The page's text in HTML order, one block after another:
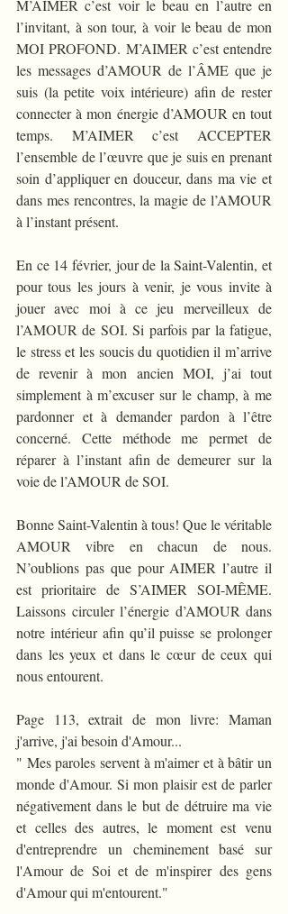
M’AIMER c’est voir le beau en l’autre en
l’invitant, à son tour, à voir le beau de mon
MOI PROFOND. M’AIMER c’est entendre
les messages d’AMOUR de l’ÂME que je
suis (la petite voix intérieure) afin de rester
connecter à mon énergie d’AMOUR en tout
temps. M’AIMER c’est ACCEPTER
l’ensemble de l’œuvre que je suis en prenant
soin d’appliquer en douceur, dans ma vie et
dans mes rencontres, la magie de l’AMOUR
à l’instant présent.
En ce 14 février, jour de la Saint-Valentin, et
pour tous les jours à venir, je vous invite à
jouer avec moi à ce jeu merveilleux de
l’AMOUR de SOI. Si parfois par la fatigue,
le stress et les soucis du quotidien il m’arrive
de revenir à mon ancien MOI, j’ai tout
simplement à m’excuser sur le champ, à me
pardonner et à demander pardon à l’être
concerné. Cette méthode me permet de
réparer à l’instant afin de demeurer sur la
voie de l’AMOUR de SOI.
Bonne Saint-Valentin à tous! Que le véritable
AMOUR vibre en chacun de nous.
N’oublions pas que pour AIMER l’autre il
est prioritaire de S’AIMER SOI-MÊME.
Laissons circuler l’énergie d’AMOUR dans
notre intérieur afin qu’il puisse se prolonger
dans les yeux et dans le cœur de ceux qui
nous entourent.
Page 113, extrait de mon livre: Maman
j'arrive, j'ai besoin d'Amour...
" Mes paroles servent à m'aimer et à bâtir un
monde d'Amour. Si mon plaisir est de parler
négativement dans le but de détruire ma vie
et celles des autres, le moment est venu
d'entreprendre un cheminement basé sur
l'Amour de Soi et de m'inspirer des gens
d'Amour qui m'entourent."